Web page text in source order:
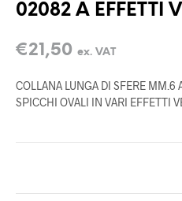
02082 A EFFETTI
€21,50 ex. VAT
COLLANA LUNGA DI SFERE MM.6
SPICCHI OVALI IN VARI EFFETTI